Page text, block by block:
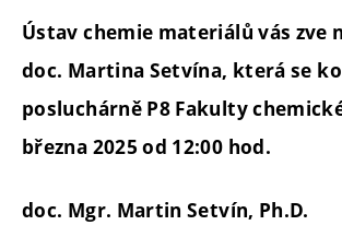
Ústav chemie materiálů vás zve
doc. Martina Setvína, která se
posluchárně P8 Fakulty
března 2025 od 12:00 hod.
doc. Mgr. Martin Setvín, Ph.D.